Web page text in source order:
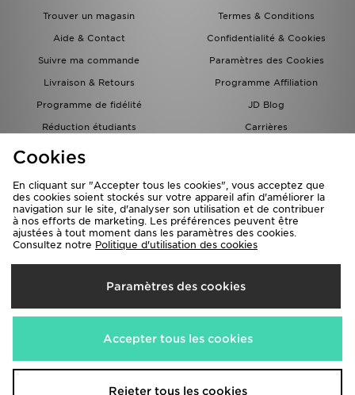
Trouver un magasin
Termes & Conditions
Aide & Contact
Confidentialité & Cookies
Suivre ma commande
Paramètres des Cookies
Livraison & Retours
Programme Affiliation
Programme de fidélité
JD Blog
Réduction étudiants
Carrières
Carte Cadeau
Livraison Vers
France
Nous acceptons les méthodes de paiement suivantes
Visitez notre site corporate www.jdplc.com
Cookies
En cliquant sur "Accepter tous les cookies", vous acceptez que
des cookies soient stockés sur votre appareil afin d'améliorer la
navigation sur le site, d'analyser son utilisation et de contribuer
à nos efforts de marketing. Les préférences peuvent être
ajustées à tout moment dans les paramètres des cookies.
Consultez notre Politique d'utilisation des cookies
Paramètres des cookies
Accepter tous les cookies
Rejeter tous les cookies